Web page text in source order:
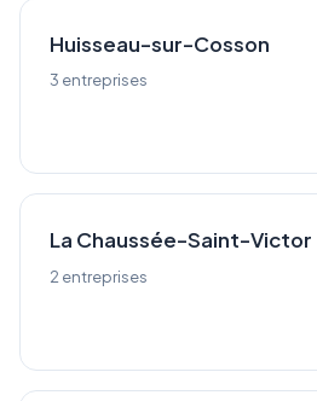
Huisseau-sur-Cosson
3 entreprises
La Chaussée-Saint-Victor
2 entreprises